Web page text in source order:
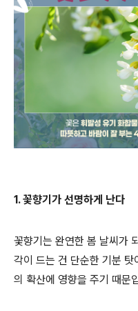
1. 꽃향기가 선명하게 난다
꽃향기는 완연한 봄 날씨가
각이 드는 건 단순한 기분 탓
의 확산에 영향을 주기 때문